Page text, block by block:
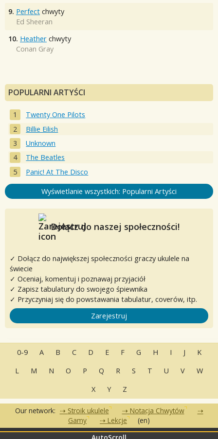
9. Perfect chwyty
Ed Sheeran
10. Heather chwyty
Conan Gray
POPULARNI ARTYŚCI
Twenty One Pilots
Billie Eilish
Unknown
The Beatles
Panic! At The Disco
Wyświetlanie wszystkich: Popularni Artyści
Dołącz do naszej społeczności!
✓ Dołącz do największej społeczności graczy ukulele na
świecie
✓ Oceniaj, komentuj i poznawaj przyjaciół
✓ Zapisz tabulatury do swojego śpiewnika
✓ Przyczyniaj się do powstawania tabulatur, coverów, itp.
Zarejestruj
0-9 A B C D E F G H I J
K
L
M N O P Q R S T U V
W
X
Y Z
Our network: Stroik ukulele
Notacja Chwytów
Gamy
Lekcje (en)